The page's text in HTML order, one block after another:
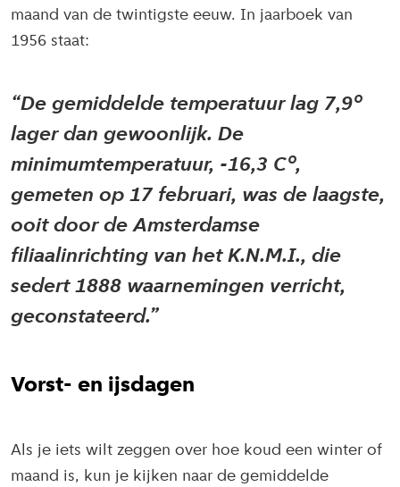
maand van de twintigste eeuw. In jaarboek van
1956 staat:
De gemiddelde temperatuur lag 7,9°
lager dan gewoonlijk. De
minimumtemperatuur, -16,3 C°,
gemeten op 17 februari, was de laagste,
ooit door de Amsterdamse
filiaalinrichting van het K.N.M.I., die
sedert 1888 waarnemingen verricht,
geconstateerd.
Vorst- en ijsdagen
Als je iets wilt zeggen over hoe koud een winter of
maand is, kun je kijken naar de gemiddelde